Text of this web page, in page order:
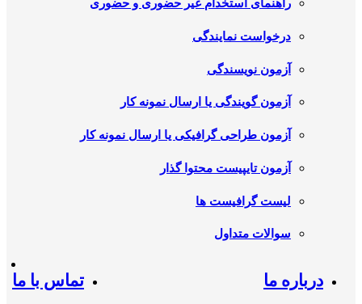
راهنمای استخدام غیر حضوری و حضوری
درخواست نمایندگی
آزمون نویسندگی
آزمون گویندگی یا ارسال نمونه کار
آزمون طراحی گرافیکی یا ارسال نمونه کار
آزمون تایپیست محتوا گذار
لیست گرافیست ها
سوالات متداول
درباره ما تماس با ما